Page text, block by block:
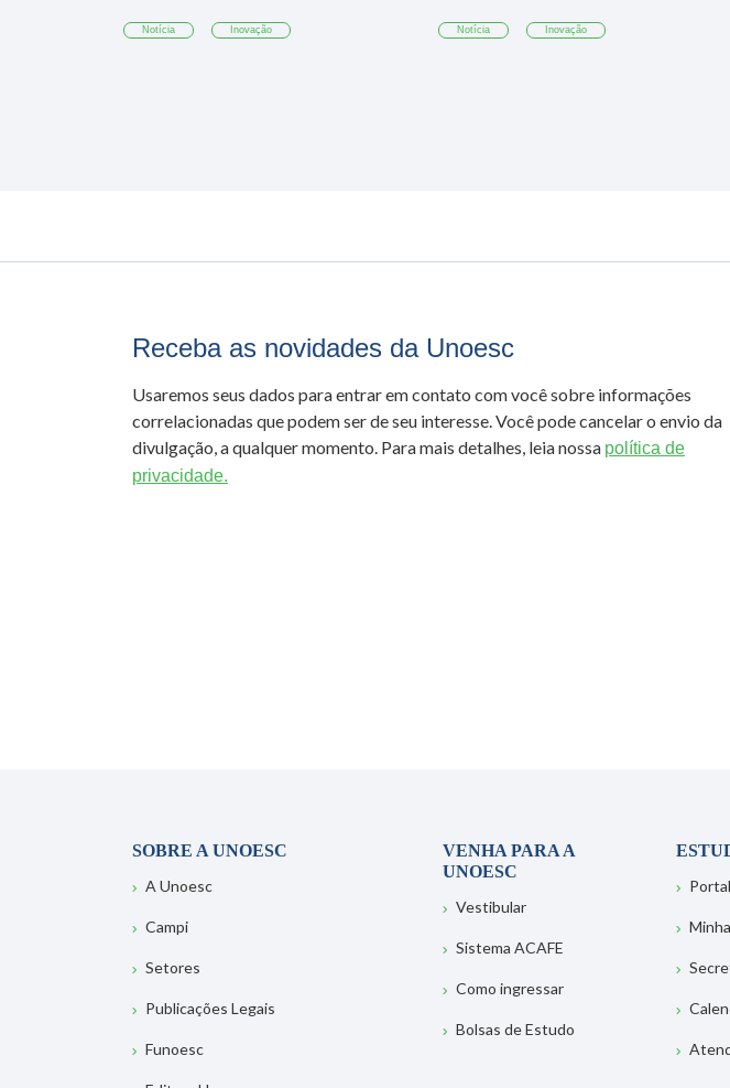
Notícia Inovação Notícia Inovação
Receba as novidades da Unoesc
Usaremos seus dados para entrar em contato com você sobre informações
correlacionadas que podem ser de seu interesse. Você pode cancelar o envio da
divulgação, a qualquer momento. Para mais detalhes, leia nossa política de
privacidade.
SOBRE A UNOESC
A Unoesc
Campi
Setores
Publicações Legais
Funoesc
VENHA PARA A
UNOESC
Vestibular
Sistema ACAFE
Como ingressar
Bolsas de Estudo